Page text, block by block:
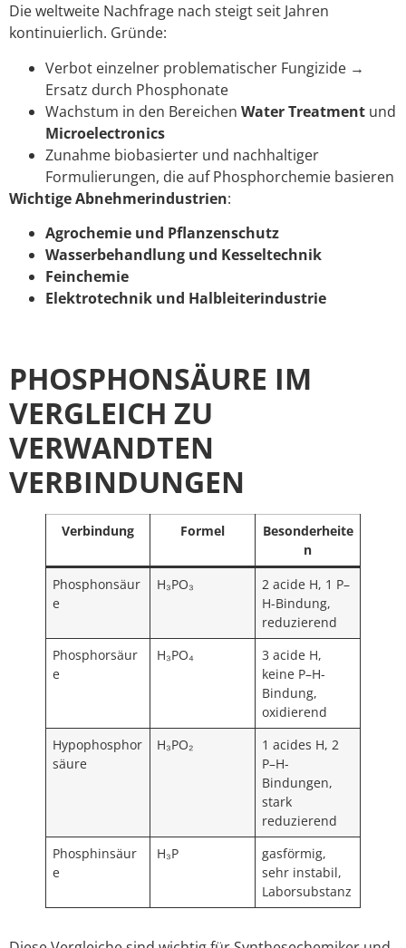
Die weltweite Nachfrage nach steigt seit Jahren
kontinuierlich. Gründe:
Verbot einzelner problematischer Fungizide →
Ersatz durch Phosphonate
Wachstum in den Bereichen Water Treatment und
Microelectronics
Zunahme biobasierter und nachhaltiger
Formulierungen, die auf Phosphorchemie basieren
Wichtige Abnehmerindustrien:
Agrochemie und Pflanzenschutz
Wasserbehandlung und Kesseltechnik
Feinchemie
Elektrotechnik und Halbleiterindustrie
PHOSPHONSÄURE IM
VERGLEICH ZU
VERWANDTEN
VERBINDUNGEN
Verbindung Formel
Besonderheite
n
Phosphonsäur
e
H₃PO₃
2 acide H, 1 P–
H-Bindung,
reduzierend
Phosphorsäur
e
H₃PO₄
3 acide H,
keine P–H-
Bindung,
oxidierend
Hypophosphor
säure
H₃PO₂
1 acides H, 2
P–H-
Bindungen,
stark
reduzierend
Phosphinsäur
e
H₃P
gasförmig,
sehr instabil,
Laborsubstanz